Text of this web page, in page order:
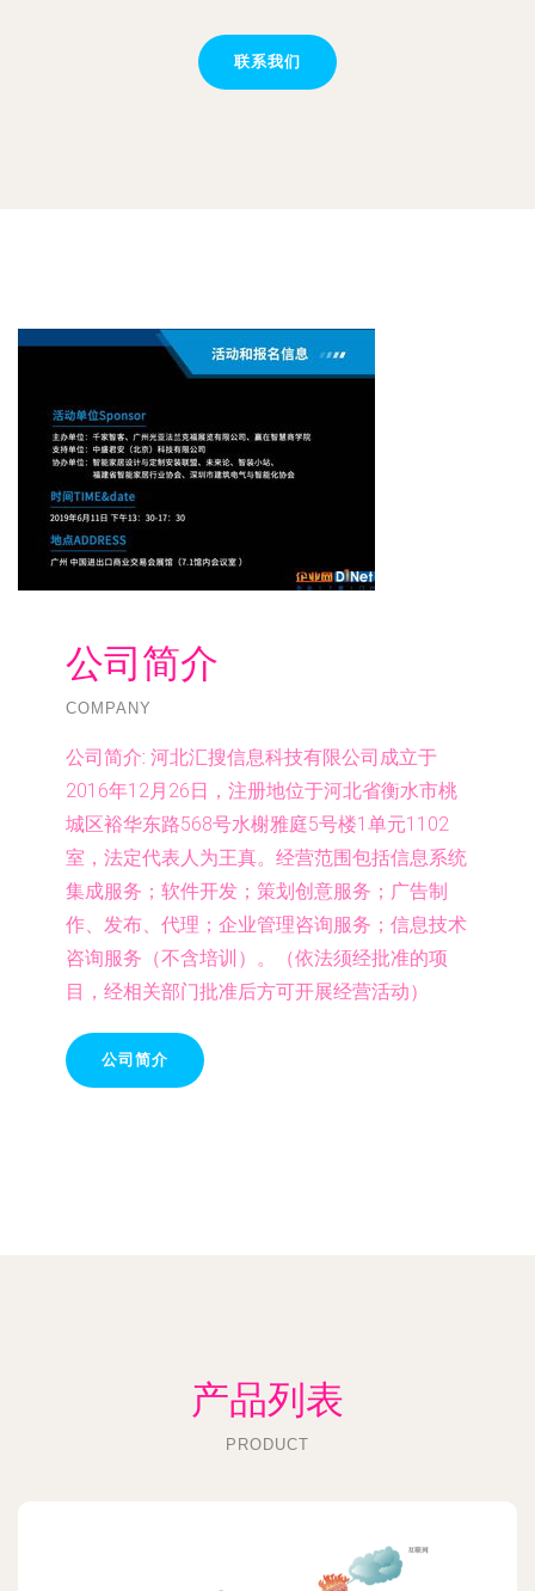
联系我们
公司简介
COMPANY
公司简介: 河北汇搜信息科技有限公司成立于
2016年12月26日，注册地位于河北省衡水市桃
城区裕华东路568号水榭雅庭5号楼1单元1102
室，法定代表人为王真。经营范围包括信息系统
集成服务；软件开发；策划创意服务；广告制
作、发布、代理；企业管理咨询服务；信息技术
咨询服务（不含培训）。（依法须经批准的项
目，经相关部门批准后方可开展经营活动）
公司简介
产品列表
PRODUCT